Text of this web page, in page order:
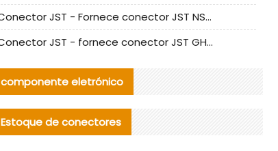
Conector JST - Fornece conector JST NSHR-02V-S original | substituto
Conector JST - fornece conector JST GHR-09V-S autêntico | substituto
componente eletrónico
Estoque de conectores